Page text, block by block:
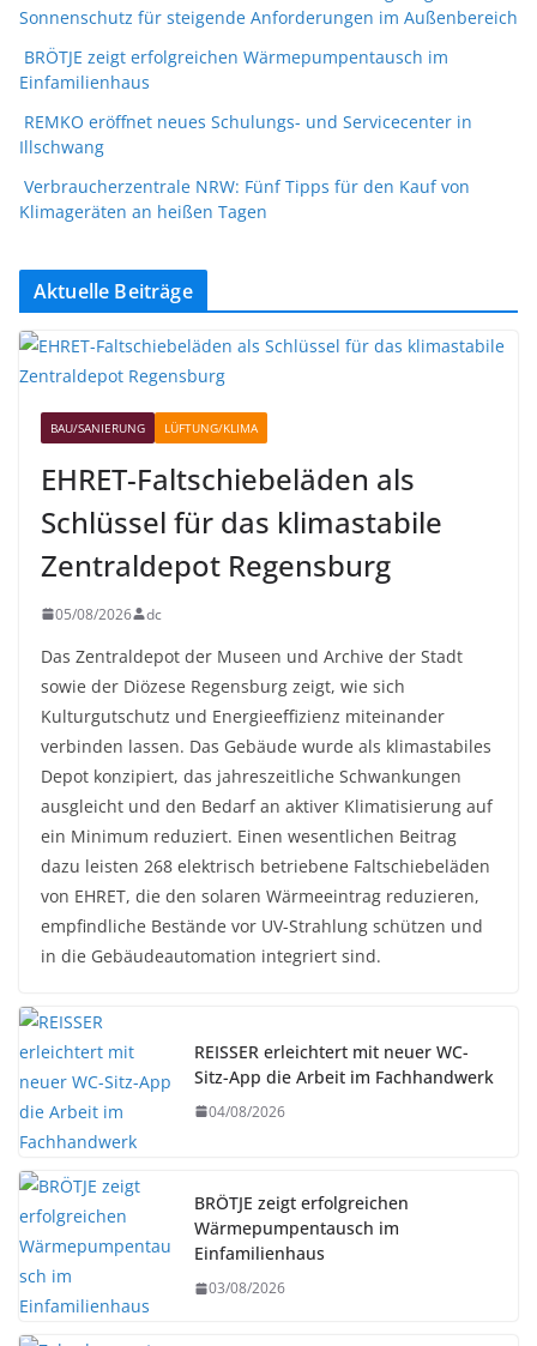
Sonnenschutz für steigende Anforderungen im Außenbereich
BRÖTJE zeigt erfolgreichen Wärmepumpentausch im
Einfamilienhaus
REMKO eröffnet neues Schulungs- und Servicecenter in
Illschwang
Verbraucherzentrale NRW: Fünf Tipps für den Kauf von
Klimageräten an heißen Tagen
Aktuelle Beiträge
BAU/SANIERUNG LÜFTUNG/KLIMA
EHRET-Faltschiebeläden als
Schlüssel für das klimastabile
Zentraldepot Regensburg
05/08/2026 dc
Das Zentraldepot der Museen und Archive der Stadt
sowie der Diözese Regensburg zeigt, wie sich
Kulturgutschutz und Energieeffizienz miteinander
verbinden lassen. Das Gebäude wurde als klimastabiles
Depot konzipiert, das jahreszeitliche Schwankungen
ausgleicht und den Bedarf an aktiver Klimatisierung auf
ein Minimum reduziert. Einen wesentlichen Beitrag
dazu leisten 268 elektrisch betriebene Faltschiebeläden
von EHRET, die den solaren Wärmeeintrag reduzieren,
empfindliche Bestände vor UV-Strahlung schützen und
in die Gebäudeautomation integriert sind.
REISSER erleichtert mit neuer WC-
Sitz-App die Arbeit im Fachhandwerk
04/08/2026
BRÖTJE zeigt erfolgreichen
Wärmepumpentausch im
Einfamilienhaus
03/08/2026